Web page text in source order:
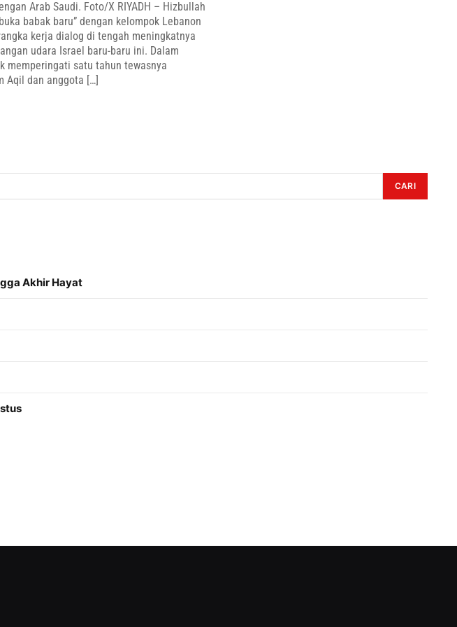
Arab Saudi. Foto/X RIYADH – Hizbullah
babak baru” dengan kelompok Lebanon
kerja dialog di tengah meningkatnya
udara Israel baru-baru ini. Dalam
memperingati satu tahun tewasnya
Aqil dan anggota […]
CARI
Akhir Hayat